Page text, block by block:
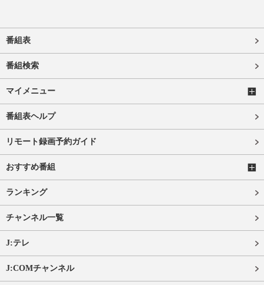
番組表
番組検索
マイメニュー
番組表ヘルプ
リモート録画予約ガイド
おすすめ番組
ランキング
チャンネル一覧
J:テレ
J:COMチャンネル